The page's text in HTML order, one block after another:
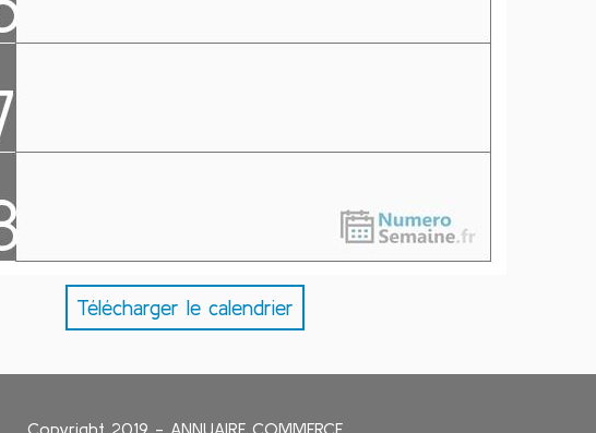
Télécharger le calendrier
Copyright 2019 - ANNUAIRE COMMERCE